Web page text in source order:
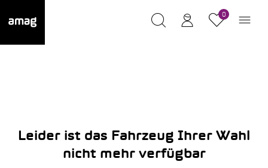
0
Leider ist das Fahrzeug Ihrer Wahl
nicht mehr verfügbar